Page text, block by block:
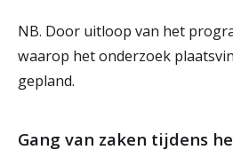
NB. Door uitloop van het
waarop het onderzoek
gepland.
Gang van zaken tijdens